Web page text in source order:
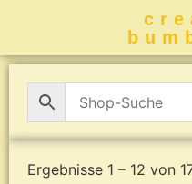
Ergebnisse 1 – 12 von